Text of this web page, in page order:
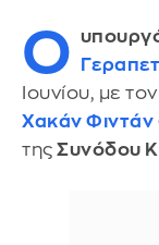
Ο
Ιουνίου, με τον
Χακάν Φιντάν
της Συνόδου